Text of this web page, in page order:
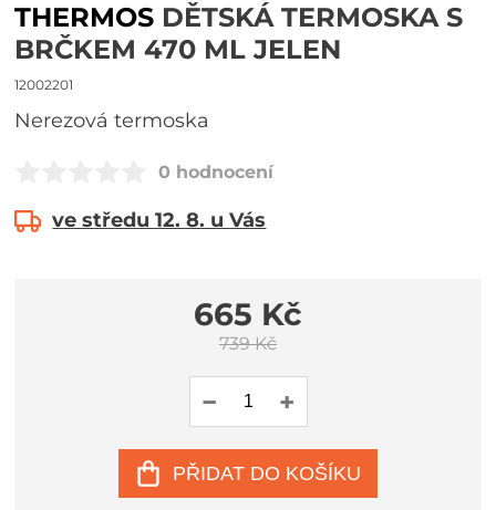
THERMOS DĚTSKÁ TERMOSKA S
BRČKEM 470 ML JELEN
12002201
Nerezová termoska
0 hodnocení
ve středu 12. 8. u Vás
665 Kč
739 Kč
PŘIDAT DO KOŠÍKU